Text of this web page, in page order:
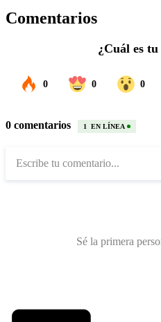
Comentarios